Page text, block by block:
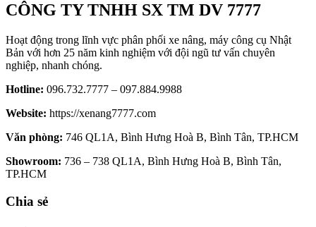
CÔNG TY TNHH SX TM DV 7777
Hoạt động trong lĩnh vực phân phối xe nâng, máy công cụ Nhật
Bản với hơn 25 năm kinh nghiệm với đội ngũ tư vấn chuyên
nghiệp, nhanh chóng.
Hotline: 096.732.7777 – 097.884.9988
Website: https://xenang7777.com
Văn phòng: 746 QL1A, Bình Hưng Hoà B, Bình Tân, TP.HCM
Showroom: 736 – 738 QL1A, Bình Hưng Hoà B, Bình Tân,
TP.HCM
Chia sẻ